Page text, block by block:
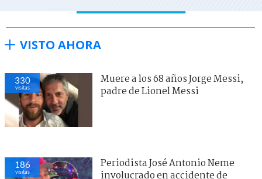
VISTO AHORA
330
visitas
Muere a los 68 años Jorge Messi,
padre de Lionel Messi
186
visitas
Periodista José Antonio Neme
involucrado en accidente de